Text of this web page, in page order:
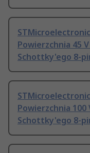
Powierzchnia 45
Schottky'ego 8-
Powierzchnia 100
Schottky'ego 8-